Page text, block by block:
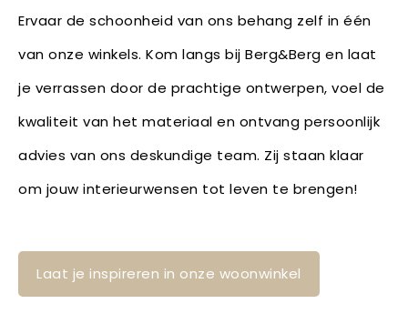
Ervaar de schoonheid van ons behang zelf in één
van onze winkels. Kom langs bij Berg&Berg en laat
je verrassen door de prachtige ontwerpen, voel de
kwaliteit van het materiaal en ontvang persoonlijk
advies van ons deskundige team. Zij staan klaar
om jouw interieurwensen tot leven te brengen!
Laat je inspireren in onze woonwinkel